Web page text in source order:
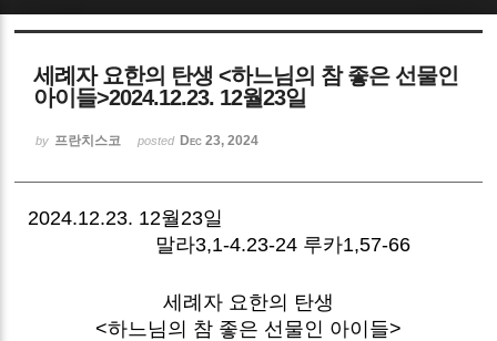
세례자 요한의 탄생 <하느님의 참 좋은 선물인
아이들>2024.12.23. 12월23일
by 프란치스코 posted Dec 23, 2024
2024.12.23. 12월23일
말라3,1-4.23-24 루카1,57-66
세례자 요한의 탄생
<하느님의 참 좋은 선물인 아이들>
Sketchbook5, 스케치북5
Sketchbook5, 스케치북5